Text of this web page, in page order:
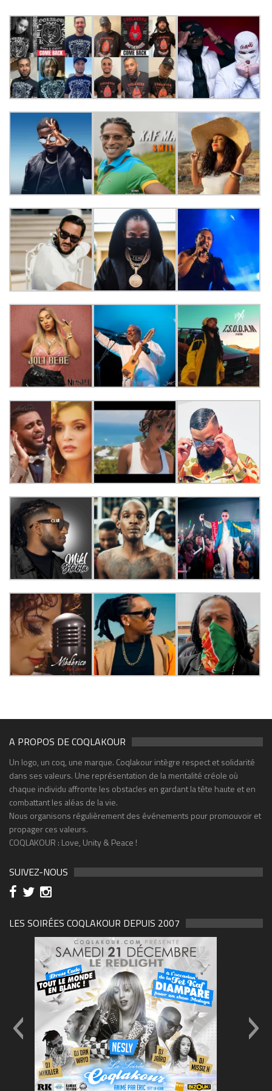
A PROPOS DE COQLAKOUR
Un logo, un coq, une marque. Coqlakour intègre respect et solidarité
dans ses valeurs. Une représentation de la mentalité créole où
chaque individu affronte les obstacles en gardant la tête haute et en
combattant les aléas de la vie.
Nous organisons régulièrement des événements pour promouvoir et
propager ces valeurs.
COQLAKOUR : Love, Unity & Peace !
SUIVEZ-NOUS
LES SOIRÉES COQLAKOUR DEPUIS 2007